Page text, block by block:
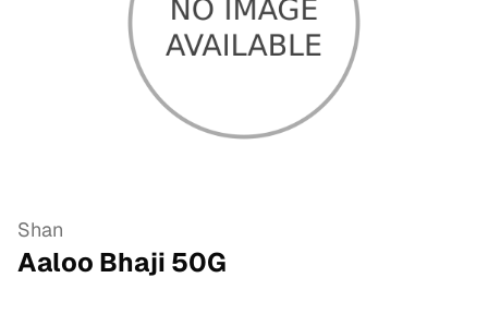
Shan
Aaloo Bhaji 50G